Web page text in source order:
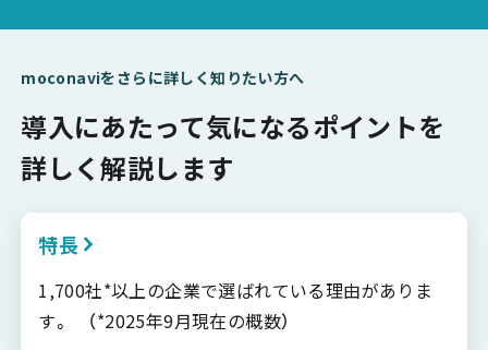
moconaviをさらに詳しく知りたい方へ
導入にあたって気になるポイントを
詳しく解説します
特長
1,700社*以上の企業で選ばれている理由がありま
す。 （*2025年9月現在の概数）